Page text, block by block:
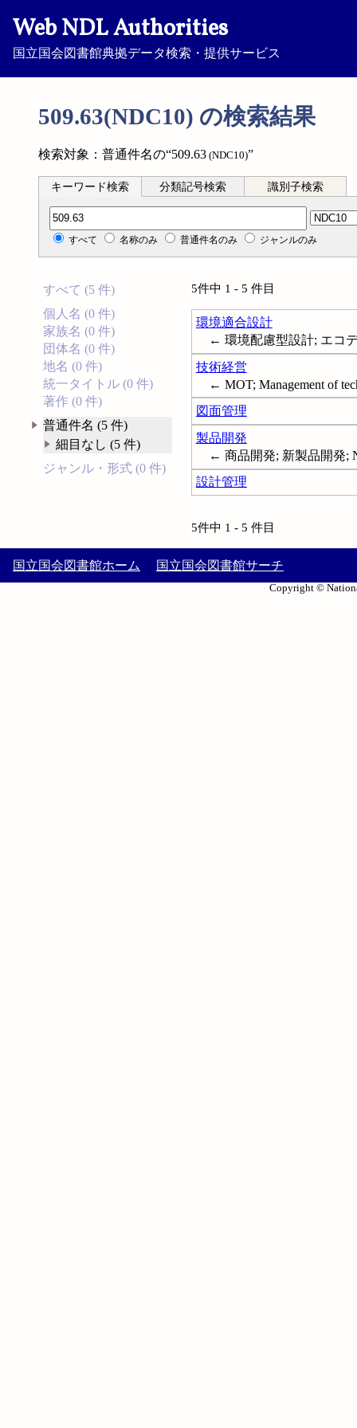
Web NDL Authorities
国立国会図書館典拠データ検索・提供サービス
509.63(NDC10) の検索結果
検索対象：普通件名の“509.63 (NDC10)”
キーワード検索 分類記号検索 識別子検索
分類記号検索
すべて 名称のみ 普通件名のみ ジャンルのみ
すべて (5 件)
個人名 (0 件)
家族名 (0 件)
団体名 (0 件)
地名 (0 件)
統一タイトル (0 件)
著作 (0 件)
普通件名 (5 件)
細目なし (5 件)
ジャンル・形式 (0 件)
5件中 1 - 5 件目
環境適合設計
← 環境配慮型設計; エコ
技術経営
← MOT; Management of
図面管理
製品開発
← 商品開発; 新製品開発;
設計管理
5件中 1 - 5 件目
国立国会図書館ホーム 国立国会図書館サーチ
Copyright ©